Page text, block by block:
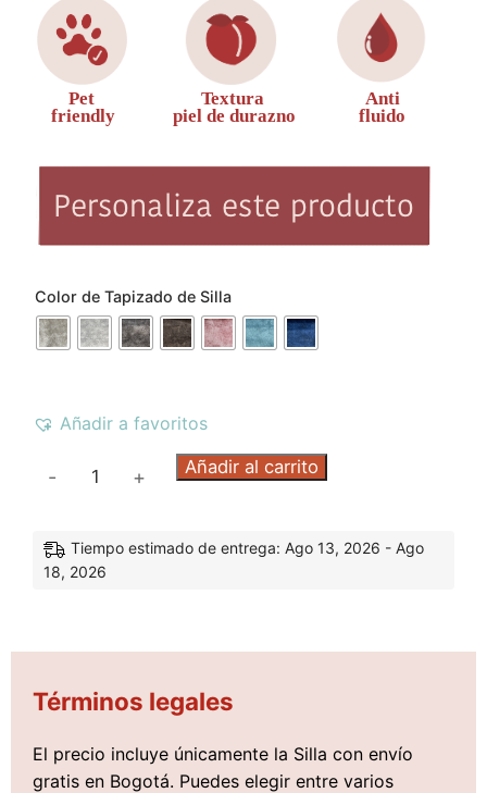
Color de Tapizado de Silla
Añadir a favoritos
- + Añadir al carrito
Tiempo estimado de entrega: Ago 13, 2026 - Ago
18, 2026
Términos legales
El precio incluye únicamente la Silla con envío
gratis en Bogotá. Puedes elegir entre varios